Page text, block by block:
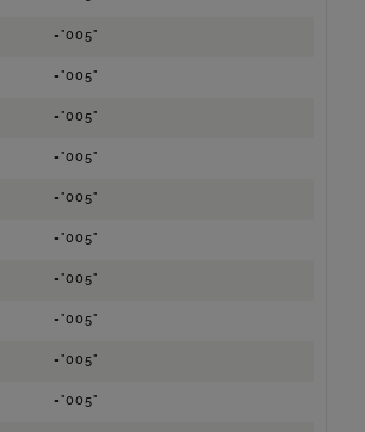
="005"
="005"
="005"
="005"
="005"
="005"
="005"
="005"
="005"
="005"